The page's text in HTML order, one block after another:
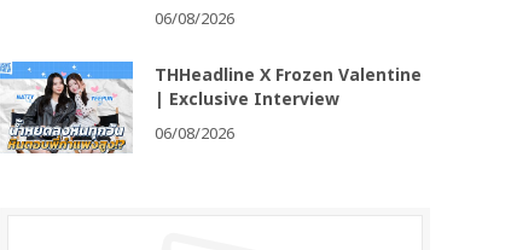
06/08/2026
THHeadline X Frozen Valentine
| Exclusive Interview
06/08/2026